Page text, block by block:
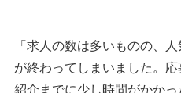
「求人の数は多いものの、
が終わってしまいました。応
紹介までに少し時間がかか